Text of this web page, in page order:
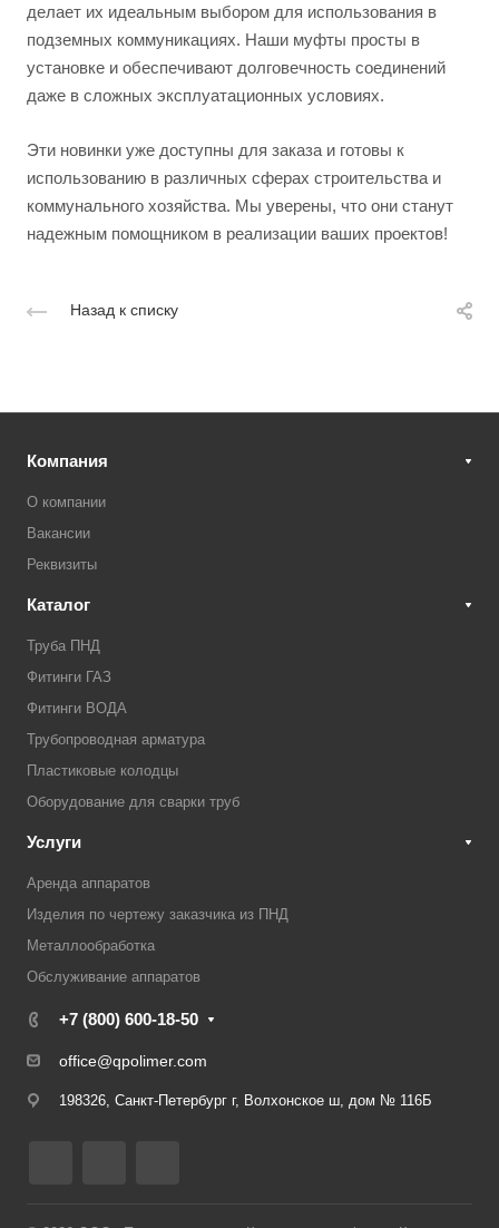
делает их идеальным выбором для использования в
подземных коммуникациях. Наши муфты просты в
установке и обеспечивают долговечность соединений
даже в сложных эксплуатационных условиях.
Эти новинки уже доступны для заказа и готовы к
использованию в различных сферах строительства и
коммунального хозяйства. Мы уверены, что они станут
надежным помощником в реализации ваших проектов!
Назад к списку
Компания
О компании
Вакансии
Реквизиты
Каталог
Труба ПНД
Фитинги ГАЗ
Фитинги ВОДА
Трубопроводная арматура
Пластиковые колодцы
Оборудование для сварки труб
Услуги
Аренда аппаратов
Изделия по чертежу заказчика из ПНД
Металлообработка
Обслуживание аппаратов
+7 (800) 600-18-50
office@qpolimer.com
198326, Санкт-Петербург г, Волхонское ш, дом № 116Б